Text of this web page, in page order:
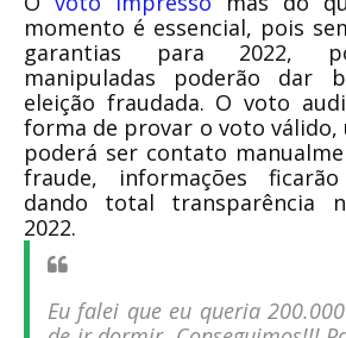
momento é essencial, pois
garantias para 2022,
manipuladas poderão dar
eleição fraudada. O voto
forma de provar o voto válido,
poderá ser contato
fraude, informações
dando total transparência
2022.
Eu falei que eu queria